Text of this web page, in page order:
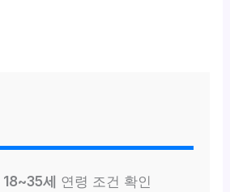
18~35세 연령 조건 확인